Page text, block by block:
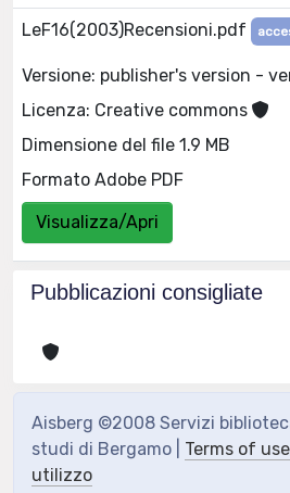
LeF16(2003)Recensioni.pdf
Versione: publisher's version -
Licenza: Creative commons
Dimensione del file 1.9 MB
Formato Adobe PDF
Visualizza/Apri
Pubblicazioni consigliate
Aisberg ©2008 Servizi
studi di Bergamo | Terms of
utilizzo